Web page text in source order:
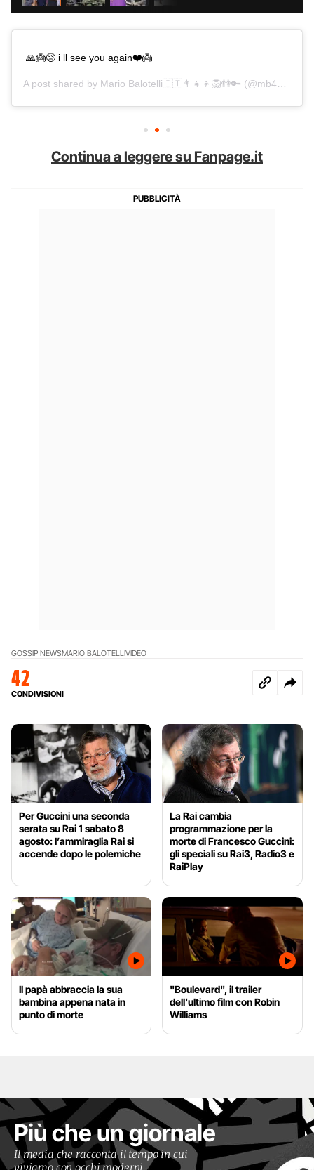
🙏👼😢 i ll see you again❤️👼
A post shared by Mario Balotelli🇮🇹👨‍👧‍👦🦁👫🔑 (@mb459) on
Continua a leggere su Fanpage.it
GOSSIP NEWSMARIO BALOTELLIVIDEO
42
CONDIVISIONI
Per Guccini una seconda
serata su Rai 1 sabato 8
agosto: l’ammiraglia Rai si
accende dopo le polemiche
La Rai cambia
programmazione per la
morte di Francesco Guccini:
gli speciali su Rai3, Radio3 e
RaiPlay
Il papà abbraccia la sua
bambina appena nata in
punto di morte
"Boulevard", il trailer
dell'ultimo film con Robin
Williams
Più che un giornale
Il media che racconta il tempo in cui